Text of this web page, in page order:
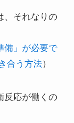
、それなりの
備」が必要で
合う方法）
反応が働くの